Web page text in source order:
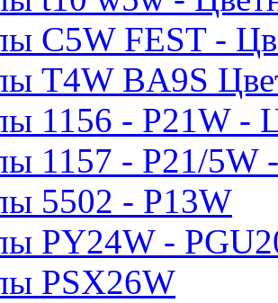
C5W FEST -
T4W BA9S
1156 - P21W -
1157 - P21/5W
5502 - P13W
PY24W -
PSX26W